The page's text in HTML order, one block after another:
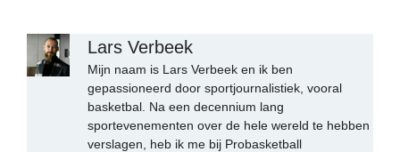
Lars Verbeek
Mijn naam is Lars Verbeek en ik ben
gepassioneerd door sportjournalistiek, vooral
basketbal. Na een decennium lang
sportevenementen over de hele wereld te hebben
verslagen, heb ik me bij Probasketball